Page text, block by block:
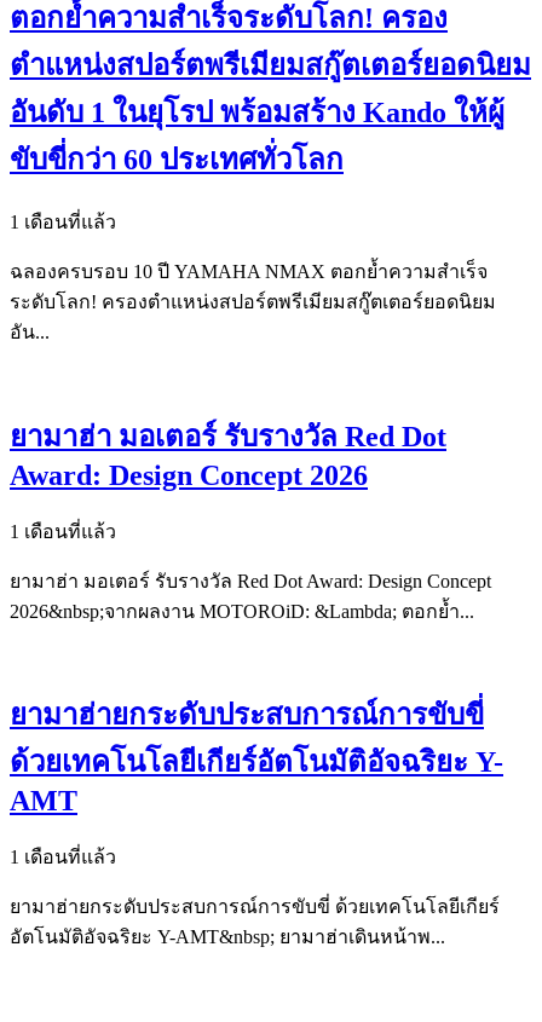
ตอกย้ำความสำเร็จระดับโลก! ครอง
ตำแหน่งสปอร์ตพรีเมียมสกู๊ตเตอร์ยอดนิยม
อันดับ 1 ในยุโรป พร้อมสร้าง Kando ให้ผู้
ขับขี่กว่า 60 ประเทศทั่วโลก
1 เดือนที่แล้ว
ฉลองครบรอบ 10 ปี YAMAHA NMAX ตอกย้ำความสำเร็จ
ระดับโลก! ครองตำแหน่งสปอร์ตพรีเมียมสกู๊ตเตอร์ยอดนิยม
อัน...
ยามาฮ่า มอเตอร์ รับรางวัล Red Dot
Award: Design Concept 2026
1 เดือนที่แล้ว
ยามาฮ่า มอเตอร์ รับรางวัล Red Dot Award: Design Concept
2026&nbsp;จากผลงาน MOTOROiD: &Lambda; ตอกย้ำ...
ยามาฮ่ายกระดับประสบการณ์การขับขี่
ด้วยเทคโนโลยีเกียร์อัตโนมัติอัจฉริยะ Y-
AMT
1 เดือนที่แล้ว
ยามาฮ่ายกระดับประสบการณ์การขับขี่ ด้วยเทคโนโลยีเกียร์
อัตโนมัติอัจฉริยะ Y-AMT&nbsp; ยามาฮ่าเดินหน้าพ...